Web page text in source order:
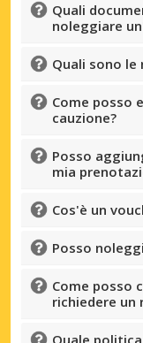
Quali
noleggiare
Quali sono
Come posso
cauzione?
Posso
mia
Cos'è un
Posso
Come posso
richiedere un